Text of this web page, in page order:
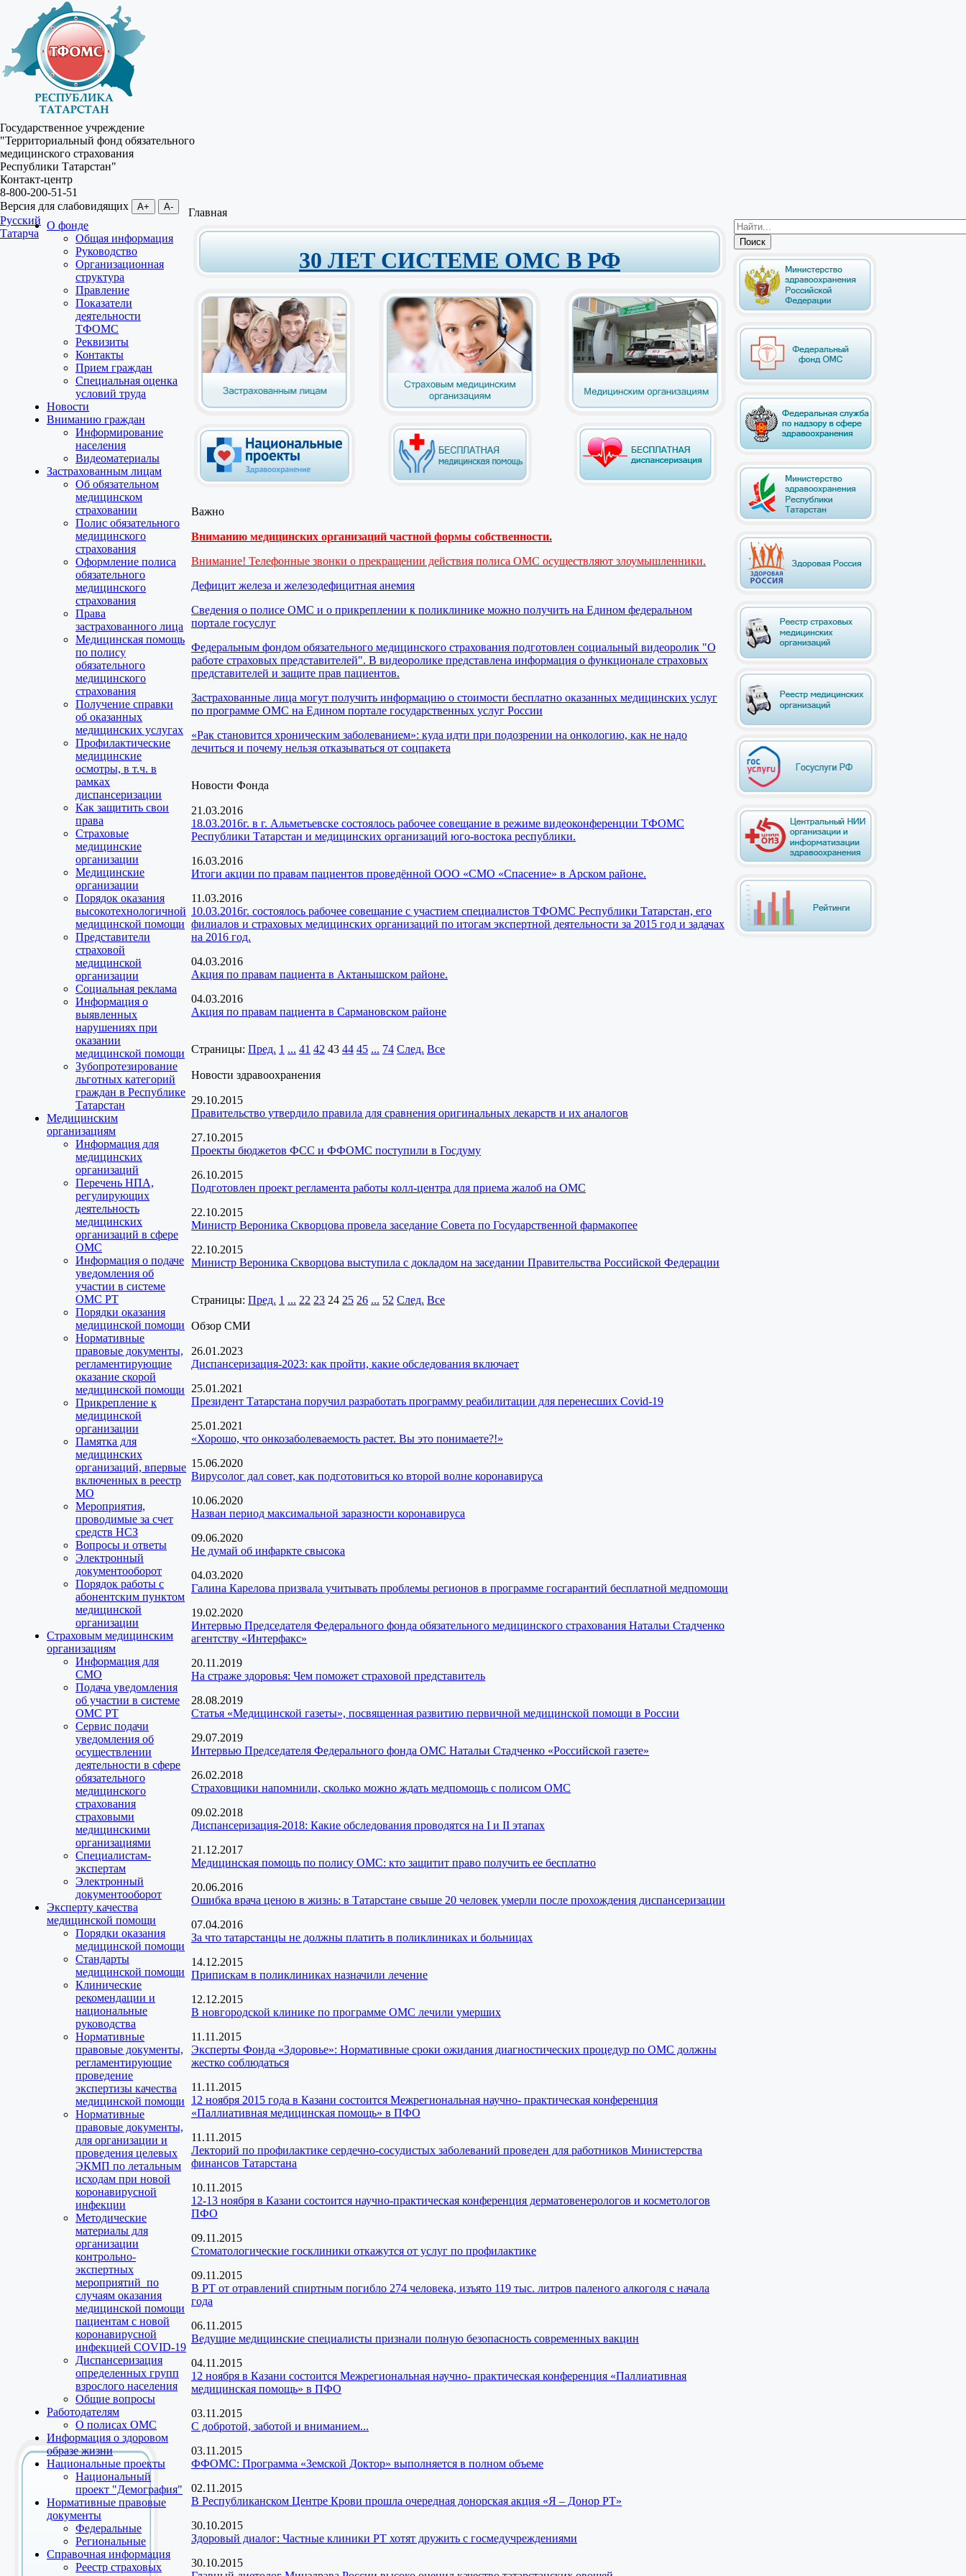
Государственное учреждение
"Территориальный фонд обязательного
медицинского страхования
Республики Татарстан"
Контакт-центр
8-800-200-51-51
Версия для слабовидящих
A+ A-
Русский
Татарча
О фонде
Общая информация
Руководство
Организационная
структура
Правление
Показатели
деятельности
ТФОМС
Реквизиты
Контакты
Прием граждан
Специальная оценка
условий труда
Новости
Вниманию граждан
Информирование
населения
Видеоматериалы
Застрахованным лицам
Об обязательном
медицинском
страховании
Полис обязательного
медицинского
страхования
Оформление полиса
обязательного
медицинского
страхования
Права
застрахованного лица
Медицинская помощь
по полису
обязательного
медицинского
страхования
Получение справки
об оказанных
медицинских услугах
Профилактические
медицинские
осмотры, в т.ч. в
рамках
диспансеризации
Как защитить свои
права
Страховые
медицинские
организации
Медицинские
организации
Порядок оказания
высокотехнологичной
медицинской помощи
Представители
страховой
медицинской
организации
Социальная реклама
Информация о
выявленных
нарушениях при
оказании
медицинской помощи
Зубопротезирование
льготных категорий
граждан в Республике
Татарстан
Медицинским
организациям
Информация для
медицинских
организаций
Перечень НПА,
регулирующих
деятельность
медицинских
организаций в сфере
ОМС
Информация о подаче
уведомления об
участии в системе
ОМС РТ
Порядки оказания
медицинской помощи
Нормативные
правовые документы,
регламентирующие
оказание скорой
медицинской помощи
Прикрепление к
медицинской
организации
Памятка для
медицинских
организаций, впервые
включенных в реестр
МО
Мероприятия,
проводимые за счет
средств НСЗ
Вопросы и ответы
Электронный
документооборот
Порядок работы с
абонентским пунктом
медицинской
организации
Страховым медицинским
организациям
Информация для
СМО
Подача уведомления
об участии в системе
ОМС РТ
Сервис подачи
уведомления об
осуществлении
деятельности в сфере
обязательного
медицинского
страхования
страховыми
медицинскими
организациями
Специалистам-
экспертам
Электронный
документооборот
Эксперту качества
медицинской помощи
Порядки оказания
медицинской помощи
Стандарты
медицинской помощи
Клинические
рекомендации и
национальные
руководства
Нормативные
правовые документы,
регламентирующие
проведение
экспертизы качества
медицинской помощи
Нормативные
правовые документы,
для организации и
проведения целевых
ЭКМП по летальным
исходам при новой
коронавирусной
инфекции
Методические
материалы для
организации
контрольно-
экспертных
мероприятий по
случаям оказания
медицинской помощи
пациентам с новой
коронавирусной
инфекцией COVID-19
Диспансеризация
определенных групп
взрослого населения
Общие вопросы
Работодателям
О полисах ОМС
Информация о здоровом
образе жизни
Национальные проекты
Национальный
проект "Демография"
Нормативные правовые
документы
Федеральные
Региональные
Справочная информация
Реестр страховых
Главная
30 ЛЕТ СИСТЕМЕ ОМС В РФ
Важно
Вниманию медицинских организаций частной формы собственности.
Внимание! Телефонные звонки о прекращении действия полиса ОМС осуществляют злоумышленники.
Дефицит железа и железодефицитная анемия
Сведения о полисе ОМС и о прикреплении к поликлинике можно получить на Едином федеральном
портале госуслуг
Федеральным фондом обязательного медицинского страхования подготовлен социальный видеоролик "О
работе страховых представителей". В видеоролике представлена информация о функционале страховых
представителей и защите прав пациентов.
Застрахованные лица могут получить информацию о стоимости бесплатно оказанных медицинских услуг
по программе ОМС на Едином портале государственных услуг России
«Рак становится хроническим заболеванием»: куда идти при подозрении на онкологию, как не надо
лечиться и почему нельзя отказываться от соцпакета
Новости Фонда
21.03.2016
18.03.2016г. в г. Альметьевске состоялось рабочее совещание в режиме видеоконференции ТФОМС
Республики Татарстан и медицинских организаций юго-востока республики.
16.03.2016
Итоги акции по правам пациентов проведённой ООО «СМО «Спасение» в Арском районе.
11.03.2016
10.03.2016г. состоялось рабочее совещание с участием специалистов ТФОМС Республики Татарстан, его
филиалов и страховых медицинских организаций по итогам экспертной деятельности за 2015 год и задачах
на 2016 год.
04.03.2016
Акция по правам пациента в Актанышском районе.
04.03.2016
Акция по правам пациента в Сармановском районе
Страницы: Пред. 1 ... 41 42 43 44 45 ... 74 След. Все
Новости здравоохранения
29.10.2015
Правительство утвердило правила для сравнения оригинальных лекарств и их аналогов
27.10.2015
Проекты бюджетов ФСС и ФФОМС поступили в Госдуму
26.10.2015
Подготовлен проект регламента работы колл-центра для приема жалоб на ОМС
22.10.2015
Министр Вероника Скворцова провела заседание Совета по Государственной фармакопее
22.10.2015
Министр Вероника Скворцова выступила с докладом на заседании Правительства Российской Федерации
Страницы: Пред. 1 ... 22 23 24 25 26 ... 52 След. Все
Обзор СМИ
26.01.2023
Диспансеризация-2023: как пройти, какие обследования включает
25.01.2021
Президент Татарстана поручил разработать программу реабилитации для перенесших Covid-19
25.01.2021
«Хорошо, что онкозаболеваемость растет. Вы это понимаете?!»
15.06.2020
Вирусолог дал совет, как подготовиться ко второй волне коронавируса
10.06.2020
Назван период максимальной заразности коронавируса
09.06.2020
Не думай об инфаркте свысока
04.03.2020
Галина Карелова призвала учитывать проблемы регионов в программе госгарантий бесплатной медпомощи
19.02.2020
Интервью Председателя Федерального фонда обязательного медицинского страхования Натальи Стадченко
агентству «Интерфакс»
20.11.2019
На страже здоровья: Чем поможет страховой представитель
28.08.2019
Статья «Медицинской газеты», посвященная развитию первичной медицинской помощи в России
29.07.2019
Интервью Председателя Федерального фонда ОМС Натальи Стадченко «Российской газете»
26.02.2018
Страховщики напомнили, сколько можно ждать медпомощь с полисом ОМС
09.02.2018
Диспансеризация-2018: Какие обследования проводятся на I и II этапах
21.12.2017
Медицинская помощь по полису ОМС: кто защитит право получить ее бесплатно
20.06.2016
Ошибка врача ценою в жизнь: в Татарстане свыше 20 человек умерли после прохождения диспансеризации
07.04.2016
За что татарстанцы не должны платить в поликлиниках и больницах
14.12.2015
Припискам в поликлиниках назначили лечение
12.12.2015
В новгородской клинике по программе ОМС лечили умерших
11.11.2015
Эксперты Фонда «Здоровье»: Нормативные сроки ожидания диагностических процедур по ОМС должны
жестко соблюдаться
11.11.2015
12 ноября 2015 года в Казани состоится Межрегиональная научно- практическая конференция
«Паллиативная медицинская помощь» в ПФО
11.11.2015
Лекторий по профилактике сердечно-сосудистых заболеваний проведен для работников Министерства
финансов Татарстана
10.11.2015
12-13 ноября в Казани состоится научно-практическая конференция дерматовенерологов и косметологов
ПФО
09.11.2015
Стоматологические госклиники откажутся от услуг по профилактике
09.11.2015
В РТ от отравлений спиртным погибло 274 человека, изъято 119 тыс. литров паленого алкоголя с начала
года
06.11.2015
Ведущие медицинские специалисты признали полную безопасность современных вакцин
04.11.2015
12 ноября в Казани состоится Межрегиональная научно- практическая конференция «Паллиативная
медицинская помощь» в ПФО
03.11.2015
С добротой, заботой и вниманием...
03.11.2015
ФФОМС: Программа «Земской Доктор» выполняется в полном объеме
02.11.2015
В Республиканском Центре Крови прошла очередная донорская акция «Я – Донор РТ»
30.10.2015
Здоровый диалог: Частные клиники РТ хотят дружить с госмедучреждениями
30.10.2015